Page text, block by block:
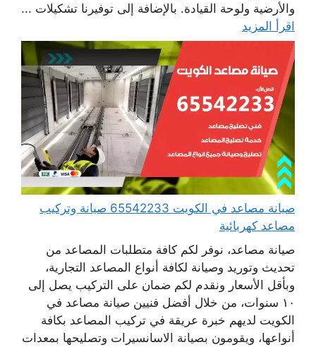
والأرضية ولوحة القيادة. بالإضافة إلى توفيرنا تشكيلات ...
اقرأ المزيد
صيانة مصاعد في الكويت 65542233 صيانة وتركيب
مصاعد كهربائية
صيانة مصاعد، نوفر لكم كافة متطلبات المصاعد من
تحديث وتوريد وصيانة لكافة أنواع المصاعد التجارية،
وبأقل الأسعار ونقدم لكم ضمان على التركيب يصل إلى
١٠ سنوات، من خلال أفضل فنيين صيانة مصاعد في
الكويت لديهم خبرة عريقة في تركيب المصاعد بكافة
أنواعها، ويقومون بصيانة الاسانسيرات وتصليحها بمعدات